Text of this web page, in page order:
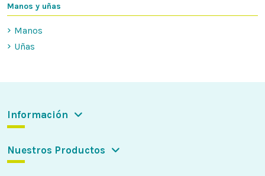
Manos y uñas
Manos
Uñas
Información
Nuestros Productos